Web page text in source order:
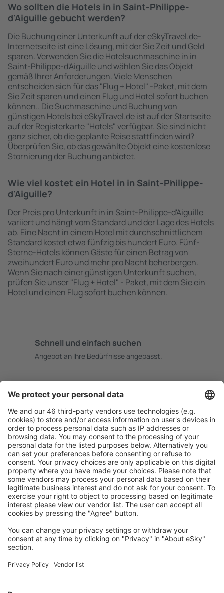
Wo sollten die Hotels in in Saint-Philippe-
d'Aiguille gebucht werden?
Die Buchung einer Unterkunft auf der eSkyTravel.de-
Internetseite ist eine Lösung, mit der Sie Zeit und Geld
sparen. Verwenden Sie die Hotelsuchmaschine in in
Saint-Philippe-d'Aiguille und wählen Sie das Objekt
gemäß Ihrer Anforderungen. Viele Menschen
entscheiden sich für das "Flug + Hotel" -Paket, mit dem
Sie Zeit sparen und einen Flug und Hotel sofort buchen
können.. Die Suchmaschine und Buchung von
günstigen Hotels bei eSkyTravel.de ist auf der Startseite
auf der Registerkarte "Hotels" verfügbar. Sie sind nicht
ganz sicher, ob die geplante Reise stattfinden wird?
Überprüfen Sie, ob das gewählte Objekt eine kostenlose
Stornierung der Buchung anbietet.
Wie viel kostet ein Hotel in in Saint-Philippe-
d'Aiguille?
Der Preis pro Unterkunft in in Saint-Philippe-d'Aiguille
variiert und hängt vom Standard und der Lage des Hotels
ab. Eine Nacht in einem Hotel mit durchschnittlichem
Standard kostet etwa fünfzig bis hundert Euro. Fünf-
Sterne-Hotels können Gäste für einen Betrag von
zweihundert Euro und mehr pro Nacht beherbergen.
Wenn Sie nach einer günstigen Unterkunft suchen,
prüfen Sie unser "Flug + Hotel" - Paket, mit dem Sie ein
Hotel und einen Flug sofort buchen können.
Schnell und einfach suchen
Angebot an Ihre Bedürfnisse angepasst.
Buchen ohne Sorgen mit einer kostenlosen
Stornierungsoption.
Mehr sparen
Attraktive Preise und Spezialangebote für eingeloggte
Benutzer.
Unterkünfte, die Sie mögen
Wählen Sie aus über 1,3 Millionen Unterkünften: Hotels,
Hütten, Apartments und andere.
Meist gesuchte Hotels von eSky-Nutzern
Hotels in Frankreich - Beliebte Städte